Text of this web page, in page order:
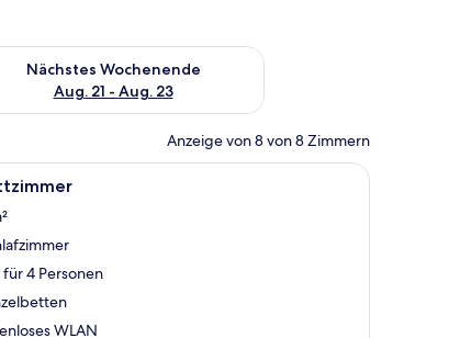
Aug. 14 - Aug. 16.
Nächstes Wochenende
Aug. 21 - Aug. 23
die Verfügbarkeit für nächstes Wochenende, Aug.
Anzeige von 8 von 8 Zimmern
Schreibtisch, laptopgeeigneter Arbeitsplatz
Dreibettzimmer | Allergikerbettwaren,
für 4 Personen
WLAN